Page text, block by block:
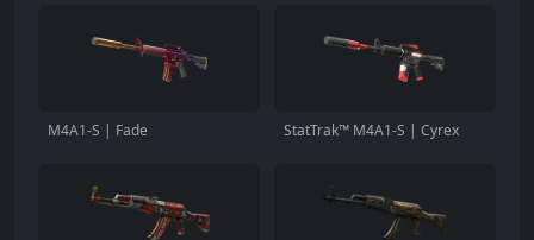
M4A1-S | Fade StatTrak™ M4A1-S | Cyrex